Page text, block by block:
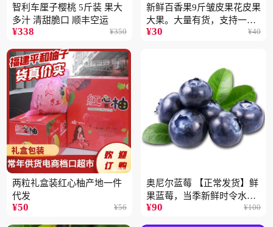
智利车厘子樱桃 5斤装 果大
多汁 清甜脆口 顺丰空运
¥338 ¥350
新鲜百香果9斤皱皮果花皮果
大果。大量有货，支持一件
代
¥30 ¥40
两粒礼盒装红心柚产地一件
代发
¥50 ¥56
奥尼尔蓝莓 【正常发货】鲜
果蓝莓，当季新鲜时令水果
顺丰包邮
¥90 ¥100